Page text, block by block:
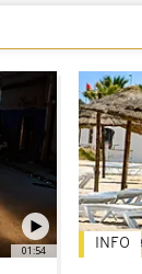
01:54 INFO